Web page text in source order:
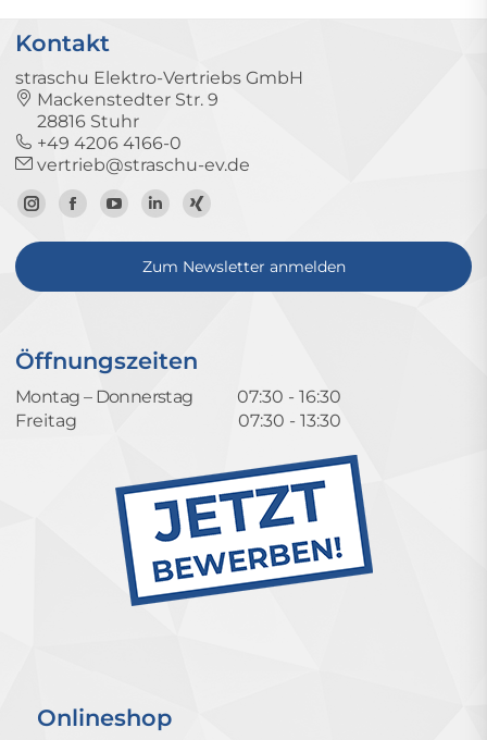
Kontakt
straschu Elektro-Vertriebs GmbH
Mackenstedter Str. 9
28816 Stuhr
+49 4206 4166-0
vertrieb@straschu-ev.de
Zum
Instagram-
Zur
Facebook-
Zum
YouTube-
Kanal
Zum
LinkedIn-
Profil
Zum
Xing-
Profil
Zum Newsletter anmelden
Öffnungszeiten
Montag – Donnerstag
07:30 - 16:30
Freitag
07:30 - 13:30
Onlineshop